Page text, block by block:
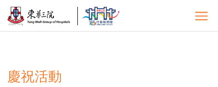
慶祝活動